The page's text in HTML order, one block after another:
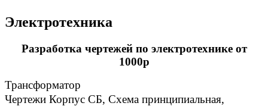
Электротехника
Разработка чертежей по электротехнике от
1000р
Трансформатор
Чертежи Корпус СБ, Схема принципиальная,